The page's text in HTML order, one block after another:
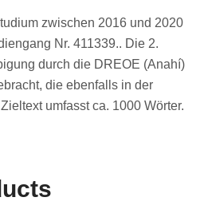
zwischen 2016 und 2020
Nr. 411339.. Die 2.
durch die DREOE (Anahí)
die ebenfalls in der
umfasst ca. 1000 Wörter.